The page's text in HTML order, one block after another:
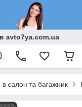
avto7ya.com.ua
в салон та багажник